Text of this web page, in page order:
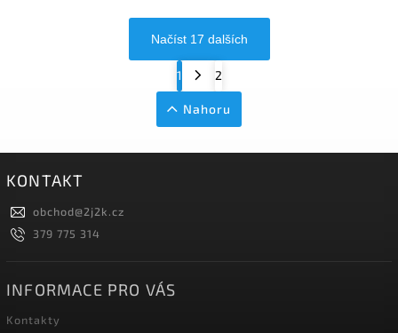
Načíst 17 dalších
1 2
Nahoru
KONTAKT
obchod@2j2k.cz
379 775 314
INFORMACE PRO VÁS
Kontakty